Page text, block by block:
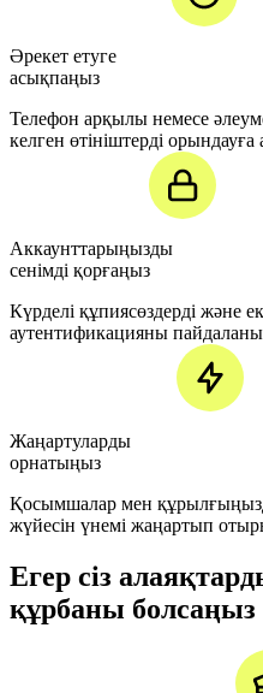
Әрекет етуге
асықпаңыз
Телефон арқылы немесе
келген өтініштерді
Аккаунттарыңызды
сенімді қорғаңыз
Күрделі құпиясөздерді және
аутентификацияны
Жаңартуларды
орнатыңыз
Қосымшалар мен
жүйесін үнемі жаңартып
Егер сіз
құрбаны болсаңыз